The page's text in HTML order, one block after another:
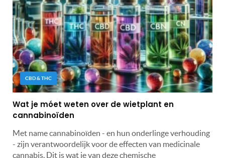
CBD & THC
Wat je móet weten over de wietplant en
cannabinoïden
Met name cannabinoïden - en hun onderlinge verhouding
- zijn verantwoordelijk voor de effecten van medicinale
cannabis. Dit is wat je van deze chemische